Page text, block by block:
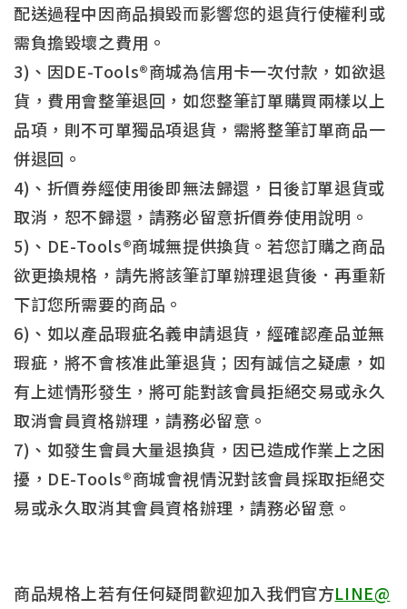
配送過程中因商品損毀而影響您的退貨行使權利或
需負擔毀壞之費用。
3)、因DE-Tools®商城為信用卡一次付款，如欲退
貨，費用會整筆退回，如您整筆訂單購買兩樣以上
品項，則不可單獨品項退貨，需將整筆訂單商品一
併退回。
4)、折價券經使用後即無法歸還，日後訂單退貨或
取消，恕不歸還，請務必留意折價券使用說明。
5)、DE-Tools®商城無提供換貨。若您訂購之商品
欲更換規格，請先將該筆訂單辦理退貨後．再重新
下訂您所需要的商品。
6)、如以產品瑕疵名義申請退貨，經確認產品並無
瑕疵，將不會核准此筆退貨；因有誠信之疑慮，如
有上述情形發生，將可能對該會員拒絕交易或永久
取消會員資格辦理，請務必留意。
7)、如發生會員大量退換貨，因已造成作業上之困
擾，DE-Tools®商城會視情況對該會員採取拒絕交
易或永久取消其會員資格辦理，請務必留意。
商品規格上若有任何疑問歡迎加入我們官方LINE@